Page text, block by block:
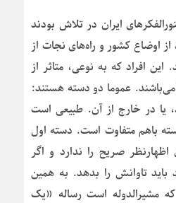
ایران در تلاش بودند
اوضاع کشور و راه‌های نجات از
این افراد که به نوعی، متاثر از
عموما دو دسته هستند:
یا در خارج از آن. طبیعی است
باهم متفاوت است. دسته اول
صریح را ندارد و اگر
تاوانش را بدهد. به همین
مشیرالدوله است رساله «یک